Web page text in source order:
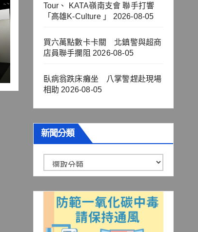
Tour、 KATA嶺南支會 聯手打響
「高雄K-Culture 」
2026-08-05
買六萬點數卡卡關 北鎮警與超商
店員聯手攔阻 2026-08-05
臥病翁跌床癱坐 八掌警趕赴現場
相助 2026-08-05
新聞分類
聞
分